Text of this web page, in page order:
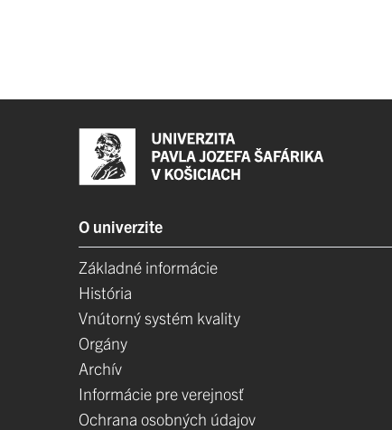
O univerzite
Základné informácie
História
Vnútorný systém kvality
Orgány
Archív
Informácie pre verejnosť
Ochrana osobných údajov